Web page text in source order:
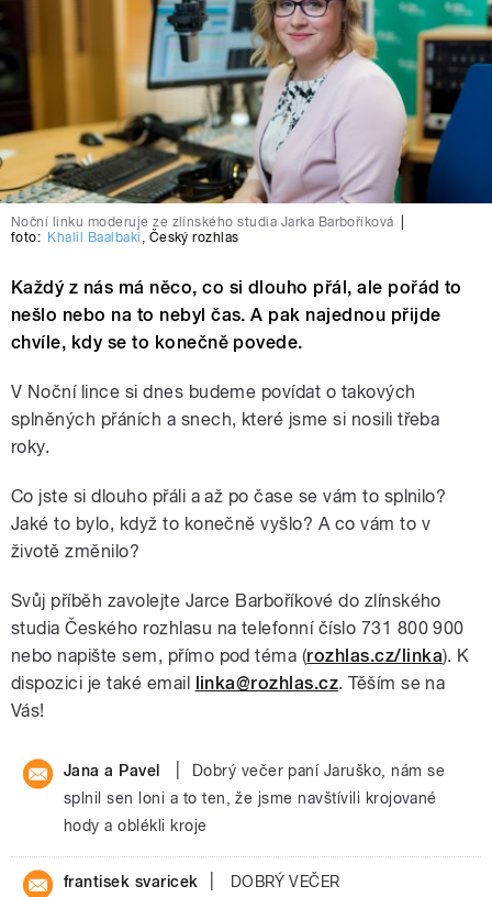
Noční linku moderuje ze zlínského studia Jarka Barboříková
foto: Khalil Baalbaki , Český rozhlas
Každý z nás má něco, co si dlouho přál, ale pořád to
nešlo nebo na to nebyl čas. A pak najednou přijde
chvíle, kdy se to konečně povede.
V Noční lince si dnes budeme povídat o takových
splněných přáních a snech, které jsme si nosili třeba
roky.
Co jste si dlouho přáli a až po čase se vám to splnilo?
Jaké to bylo, když to konečně vyšlo? A co vám to v
životě změnilo?
Svůj příběh zavolejte Jarce Barboříkové do zlínského
studia Českého rozhlasu na telefonní číslo 731 800 900
nebo napište sem, přímo pod téma (rozhlas.cz/linka). K
dispozici je také email linka@rozhlas.cz. Těším se na
Vás!
Jana a Pavel
Dobrý večer paní Jaruško, nám se
splnil sen loni a to ten, že jsme navštívili krojované
hody a oblékli kroje
frantisek svaricek
DOBRÝ VEČER